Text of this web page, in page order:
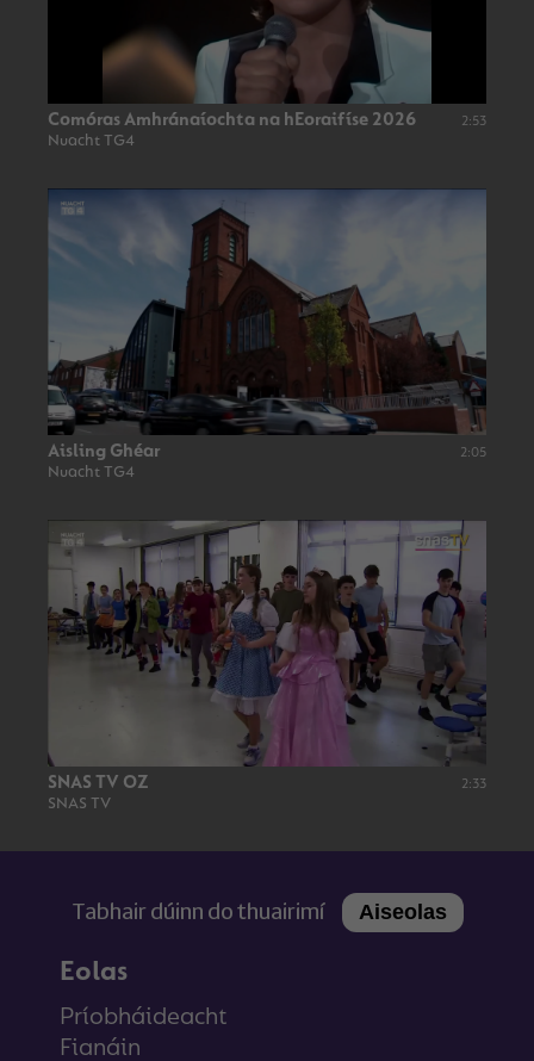
Comóras Amhránaíochta na hEoraifíse 2026
Nuacht TG4
2:53
Aisling Ghéar
Nuacht TG4
2:05
SNAS TV OZ
SNAS TV
2:33
Tabhair dúinn do thuairimí Aiseolas
Eolas
Príobháideacht
Fianáin